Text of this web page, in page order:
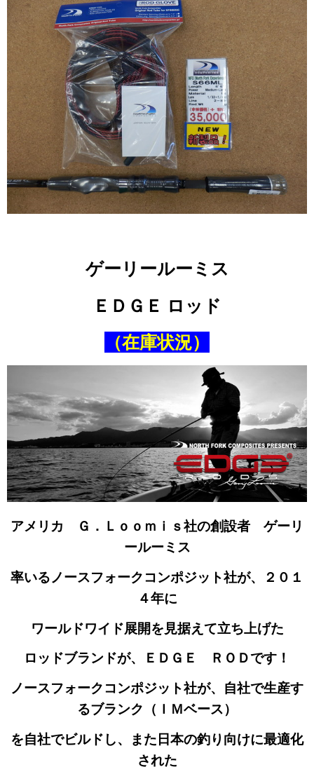
ゲーリールーミス
ＥＤＧＥ ロッド
（在庫状況）
アメリカ Ｇ．Ｌｏｏｍｉｓ社の創設者 ゲーリ
ールーミス
率いるノースフォークコンポジット社が、２０１
４年に
ワールドワイド展開を見据えて立ち上げた
ロッドブランドが、ＥＤＧＥ ＲＯＤです！
ノースフォークコンポジット社が、自社で生産す
るブランク（ＩＭベース）
を自社でビルドし、また日本の釣り向けに最適化
された